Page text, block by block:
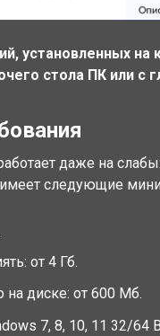
установленных
стола ПК или с
даже на
следующие
от 4 Гб.
на диске: от 600 Мб.
7, 8, 10, 11 32/64